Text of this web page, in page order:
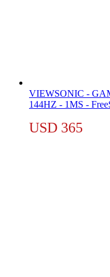
VIEWSONIC -
144HZ - 1MS -
USD 365